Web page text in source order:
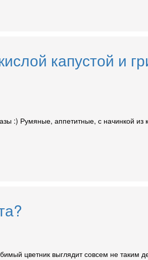
капустой и
:) Румяные, аппетитные, с начинкой
цветник выглядит совсем не